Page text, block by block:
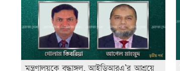
মন্ত্রণালয়কে বৃদ্ধাঙ্গুল, আইডিআরএ’র আশ্রয়ে